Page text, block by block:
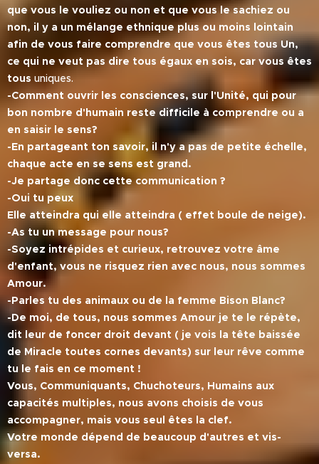
que vous le vouliez ou non et que vous le sachiez ou
non, il y a un mélange ethnique plus ou moins lointain
afin de vous faire comprendre que vous êtes tous Un,
ce qui ne veut pas dire tous égaux en sois, car vous êtes
tous uniques.
-Comment ouvrir les consciences, sur l'Unité, qui pour
bon nombre d'humain reste difficile à comprendre ou a
en saisir le sens?
-En partageant ton savoir, il n'y a pas de petite échelle,
chaque acte en se sens est grand.
-Je partage donc cette communication ?
-Oui tu peux
Elle atteindra qui elle atteindra ( effet boule de neige).
-As tu un message pour nous?
-Soyez intrépides et curieux, retrouvez votre âme
d'enfant, vous ne risquez rien avec nous, nous sommes
Amour.
-Parles tu des animaux ou de la femme Bison Blanc?
-De moi, de tous, nous sommes Amour je te le répète,
dit leur de foncer droit devant ( je vois la tête baissée
de Miracle toutes cornes devants) sur leur rêve comme
tu le fais en ce moment !
Vous, Communiquants, Chuchoteurs, Humains aux
capacités multiples, nous avons choisis de vous
accompagner, mais vous seul êtes la clef.
Votre monde dépend de beaucoup d'autres et vis-
versa.